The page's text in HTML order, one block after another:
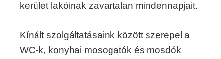
kerület lakóinak zavartalan mindennapjait.
Kínált szolgáltatásaink között szerepel a
WC-k, konyhai mosogatók és mosdók